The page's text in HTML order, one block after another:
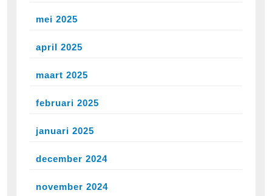
mei 2025
april 2025
maart 2025
februari 2025
januari 2025
december 2024
november 2024